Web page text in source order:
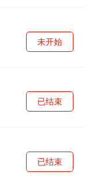
未开始
已结束
已结束